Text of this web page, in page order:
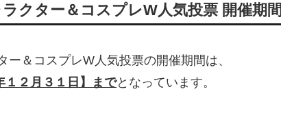
クター＆コスプレW人気投票 開催期間
ー＆コスプレW人気投票の開催期間は、
１２月３１日】までとなっています。